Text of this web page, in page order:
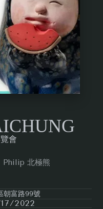
會
Philip 北極熊
朝富路99號
2022